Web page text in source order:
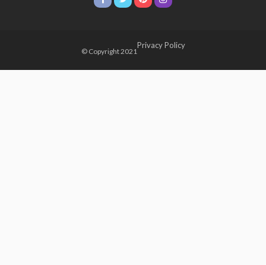
© Copyright 2021
Privacy Policy